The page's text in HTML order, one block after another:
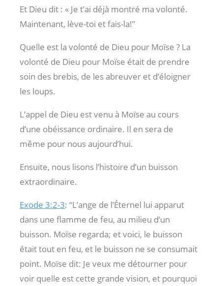
Et Dieu dit : « Je t’ai déjà montré ma volonté.
Maintenant, lève-toi et fais-la!”
Quelle est la volonté de Dieu pour Moïse ? La
volonté de Dieu pour Moïse était de prendre
soin des brebis, de les abreuver et d’éloigner
les loups.
L’appel de Dieu est venu à Moïse au cours
d’une obéissance ordinaire. Il en sera de
même pour nous aujourd’hui.
Ensuite, nous lisons l’histoire d’un buisson
extraordinaire.
Exode 3:2-3: “L’ange de l’Éternel lui apparut
dans une flamme de feu, au milieu d’un
buisson. Moïse regarda; et voici, le buisson
était tout en feu, et le buisson ne se consumait
point. Moïse dit: Je veux me détourner pour
voir quelle est cette grande vision, et pourquoi